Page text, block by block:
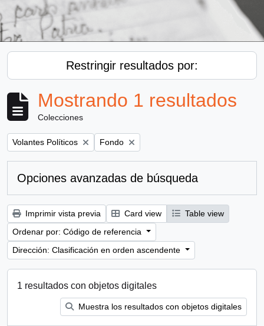
Restringir resultados por:
Mostrando 1 resultados
Colecciones
Remove filter:
Volantes Políticos Remove filter:
Fondo
Opciones avanzadas de búsqueda
Imprimir vista previa Card view
Table view
Ordenar por: Código de referencia
Dirección: Clasificación en orden ascendente
1 resultados con objetos digitales
Muestra los resultados con objetos digitales